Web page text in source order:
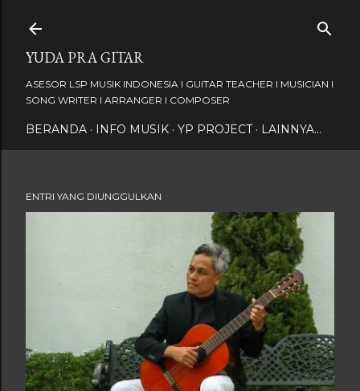
YUDA PRA GITAR
ASESOR LSP MUSIK INDONESIA I GUITAR TEACHER I MUSICIAN I
SONG WRITER I ARRANGER I COMPOSER
BERANDA INFO MUSIK YP PROJECT LAINNYA…
ENTRI YANG DIUNGGULKAN